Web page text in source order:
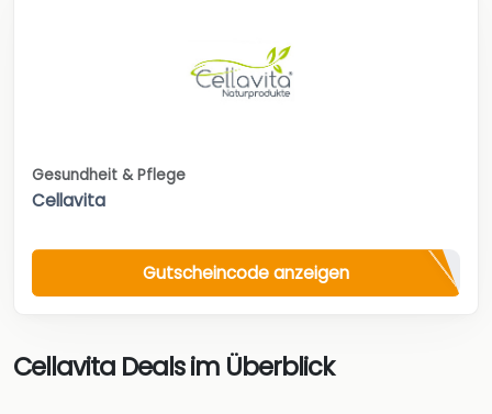
Gesundheit & Pflege
Cellavita
Gutscheincode anzeigen
Cellavita Deals im Überblick